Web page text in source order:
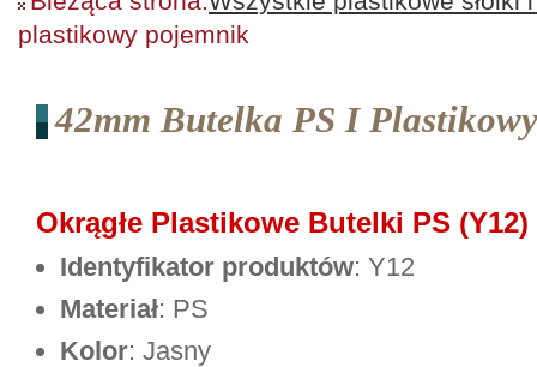
plastikowy pojemnik
42mm Butelka PS I
Okrągłe Plastikowe Butelki PS (Y12)
Identyfikator produktów: Y12
Materiał: PS
Kolor: Jasny